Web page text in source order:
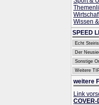
Wissen
SPEED
weitere
Link